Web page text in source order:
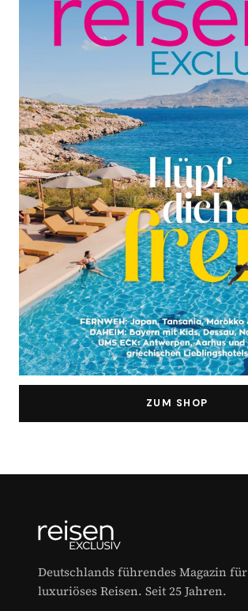
ZUM SHOP
Deutschlands führendes Magazin für
luxuriöses Reisen. Seit 25 Jahren.